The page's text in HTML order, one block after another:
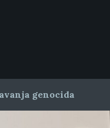
genocida